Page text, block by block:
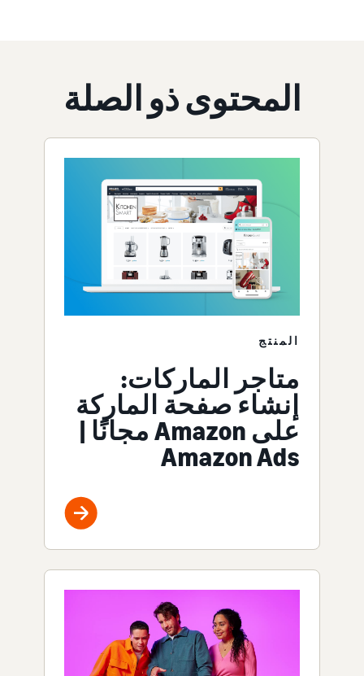
المحتوى ذو الصلة
المنتج
متاجر الماركات:
إنشاء صفحة الماركة
على Amazon مجانًا |
Amazon Ads